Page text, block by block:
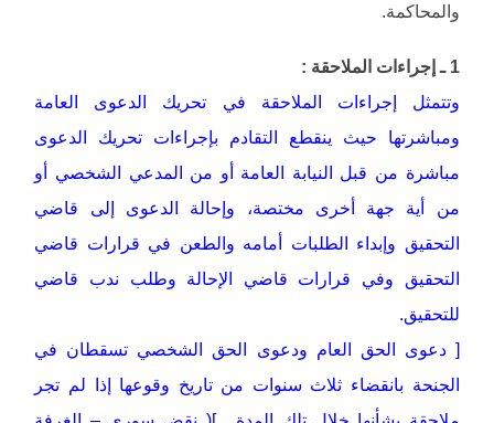
والمحاكمة.
1 ـ إجراءات الملاحقة :
وتتمثل إجراءات الملاحقة في تحريك الدعوى العامة
ومباشرتها حيث ينقطع التقادم بإجراءات تحريك الدعوى
مباشرة من قبل النيابة العامة أو من المدعي الشخصي أو
من أية جهة أخرى مختصة، وإحالة الدعوى إلى قاضي
التحقيق وإبداء الطلبات أمامه والطعن في قرارات قاضي
التحقيق وفي قرارات قاضي الإحالة وطلب ندب قاضي
للتحقيق.
[ دعوى الحق العام ودعوى الحق الشخصي تسقطان في
الجنحة بانقضاء ثلاث سنوات من تاريخ وقوعها إذا لم تجر